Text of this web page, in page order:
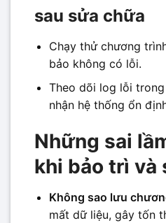
sau sửa chữa
Chạy thử chương
bảo không có lỗi.
Theo dõi log lỗi
nhận hệ thống ổn
Những sai
khi bảo trì và
Không sao lưu
mất dữ liệu, gây tốn